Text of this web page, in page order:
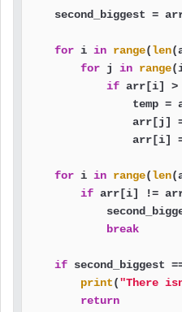
second_biggest =
for i in range(len
for j in range
if arr[i]
temp =
arr[j]
arr[i]
for i in range(len
if arr[i] !=
break
if second_biggest
print("There
return